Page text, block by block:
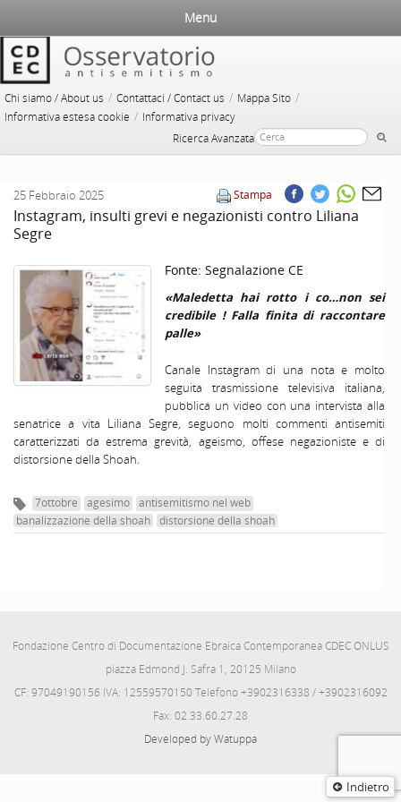
Chi siamo / About us / Contattaci / Contact us / Mappa Sito /
Informativa estesa cookie / Informativa privacy
Ricerca Avanzata
Menu
Indietro
Stampa
25 Febbraio 2025
Instagram, insulti grevi e negazionisti contro Liliana
Segre
Fonte: Segnalazione CE
«Maledetta hai rotto i co…non sei
credibile ! Falla finita di raccontare
palle»
Canale Instagram di una nota e molto
seguita trasmissione televisiva italiana,
pubblica un video con una intervista alla
senatrice a vita Liliana Segre, seguono molti commenti antisemiti
caratterizzati da estrema grevità, ageismo, offese negazioniste e di
distorsione della Shoah.
7ottobre agesimo
antisemitismo nel web
banalizzazione della shoah
distorsione della shoah
Fondazione Centro di Documentazione Ebraica Contemporanea CDEC ONLUS
piazza Edmond J. Safra 1, 20125 Milano
CF: 97049190156 IVA: 12559570150 Telefono +3902316338 / +3902316092
Fax: 02.33.60.27.28
Developed by Watuppa